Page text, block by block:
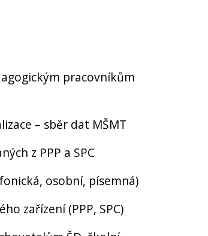
pracovníkům
– sběr dat MŠMT
z PPP a SPC
osobní, písemná)
zařízení (PPP, SPC)